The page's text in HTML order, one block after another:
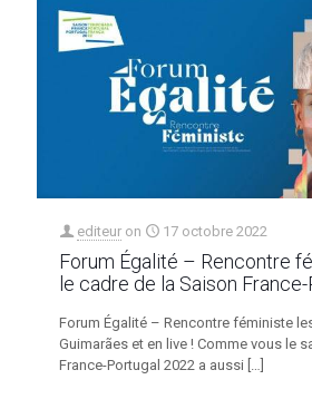
editeur on 17 octobre 2022
Forum Égalité – Rencontre
le cadre de la Saison
Forum Égalité – Rencontre féministe
Guimarães et en live ! Comme vous le
France-Portugal 2022 a aussi […]